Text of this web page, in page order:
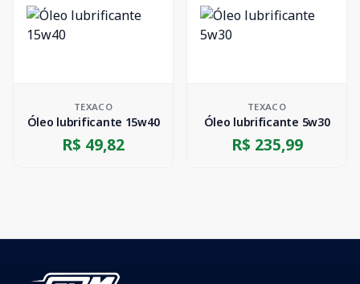
TEXACO
Óleo lubrificante 15w40
R$ 49,82
TEXACO
Óleo lubrificante 5w30
R$ 235,99